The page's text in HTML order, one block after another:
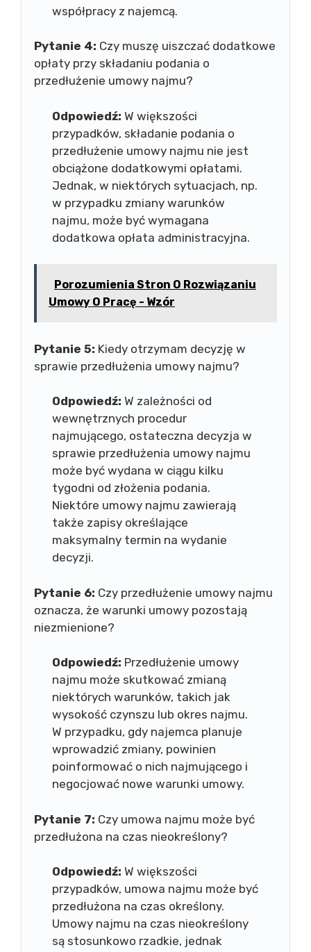
współpracy z najemcą.
Pytanie 4: Czy muszę uiszczać dodatkowe
opłaty przy składaniu podania o
przedłużenie umowy najmu?
Odpowiedź: W większości
przypadków, składanie podania o
przedłużenie umowy najmu nie jest
obciążone dodatkowymi opłatami.
Jednak, w niektórych sytuacjach, np.
w przypadku zmiany warunków
najmu, może być wymagana
dodatkowa opłata administracyjna.
Porozumienia Stron O Rozwiązaniu
Umowy O Pracę - Wzór
Pytanie 5: Kiedy otrzymam decyzję w
sprawie przedłużenia umowy najmu?
Odpowiedź: W zależności od
wewnętrznych procedur
najmującego, ostateczna decyzja w
sprawie przedłużenia umowy najmu
może być wydana w ciągu kilku
tygodni od złożenia podania.
Niektóre umowy najmu zawierają
także zapisy określające
maksymalny termin na wydanie
decyzji.
Pytanie 6: Czy przedłużenie umowy najmu
oznacza, że warunki umowy pozostają
niezmienione?
Odpowiedź: Przedłużenie umowy
najmu może skutkować zmianą
niektórych warunków, takich jak
wysokość czynszu lub okres najmu.
W przypadku, gdy najemca planuje
wprowadzić zmiany, powinien
poinformować o nich najmującego i
negocjować nowe warunki umowy.
Pytanie 7: Czy umowa najmu może być
przedłużona na czas nieokreślony?
Odpowiedź: W większości
przypadków, umowa najmu może być
przedłużona na czas określony.
Umowy najmu na czas nieokreślony
są stosunkowo rzadkie, jednak